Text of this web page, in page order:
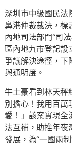
深圳市中級國民法
鼻港仲裁裁決，標
內地司法部門“司
區內地九市登記設
爭議解決途徑，下
與通明度。
牛土豪看到林天秤
別擔心！我用百萬
愛！」該案實現全
法互補，助推年夜
發展，為“一國兩